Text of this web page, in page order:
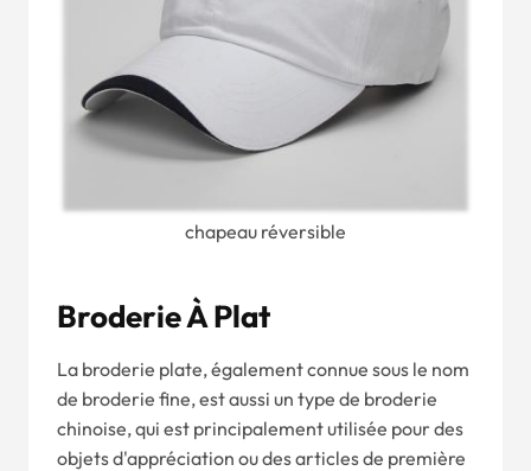
chapeau réversible
Broderie À Plat
La broderie plate, également connue sous le nom
de broderie fine, est aussi un type de broderie
chinoise, qui est principalement utilisée pour des
objets d'appréciation ou des articles de première